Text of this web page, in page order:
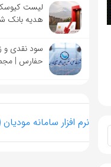
لیست
هدیه بانک
سود نقدی و
حفارس | مجمع
نرم افزار سامانه